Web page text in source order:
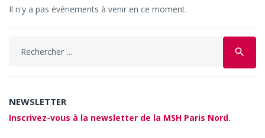
Il n'y a pas évènements à venir en ce moment.
search
NEWSLETTER
Inscrivez-vous à la newsletter de la MSH Paris Nord.